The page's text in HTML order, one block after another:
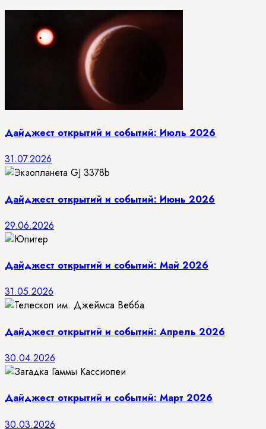
Дайджест открытий и событий: Июль 2026
31.07.2026
Дайджест открытий и событий: Июнь 2026
29.06.2026
Дайджест открытий и событий: Май 2026
31.05.2026
Дайджест открытий и событий: Апрель 2026
30.04.2026
Дайджест открытий и событий: Март 2026
30.03.2026